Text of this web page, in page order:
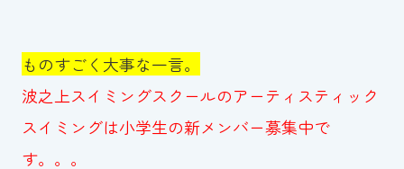
ものすごく大事な一言。
波之上スイミングスクールのアーティスティック
スイミングは小学生の新メンバー募集中で
す。。。